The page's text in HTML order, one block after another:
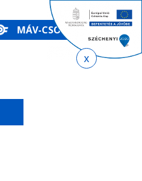
MÁV-CSOPORT